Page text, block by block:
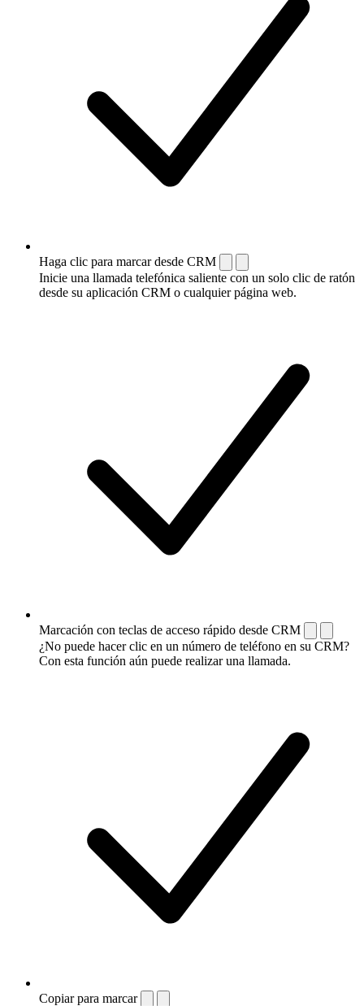
Haga clic para marcar desde CRM
Inicie una llamada telefónica saliente con un solo clic de ratón
desde su aplicación CRM o cualquier página web.
Marcación con teclas de acceso rápido desde CRM
¿No puede hacer clic en un número de teléfono en su CRM?
Con esta función aún puede realizar una llamada.
Copiar para marcar